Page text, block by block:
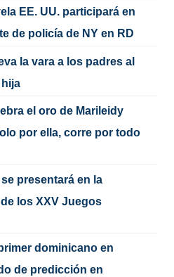
EE. UU. participará en
de policía de NY en RD
la vara a los padres al
el oro de Marileidy
por ella, corre por todo
presentará en la
los XXV Juegos
dominicano en
de predicción en